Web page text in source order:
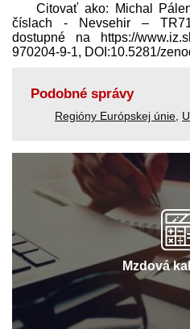
Citovať ako: Michal
číslach - Nevsehir –
dostupné na https://
970204-9-1, DOI:10.5281/
Podobné správy
Regióny Európskej únie
Mzdová